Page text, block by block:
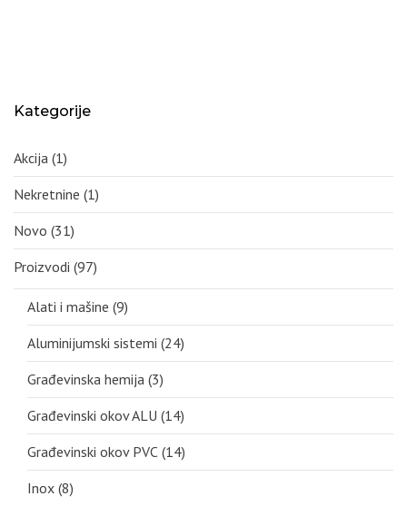
Kategorije
Akcija (1)
Nekretnine (1)
Novo (31)
Proizvodi (97)
Alati i mašine (9)
Aluminijumski sistemi (24)
Građevinska hemija (3)
Građevinski okov ALU (14)
Građevinski okov PVC (14)
Inox (8)